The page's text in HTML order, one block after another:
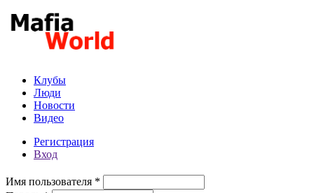
Перейти к основному содержанию
Клубы
Люди
Новости
Видео
Регистрация
Вход
Имя пользователя *